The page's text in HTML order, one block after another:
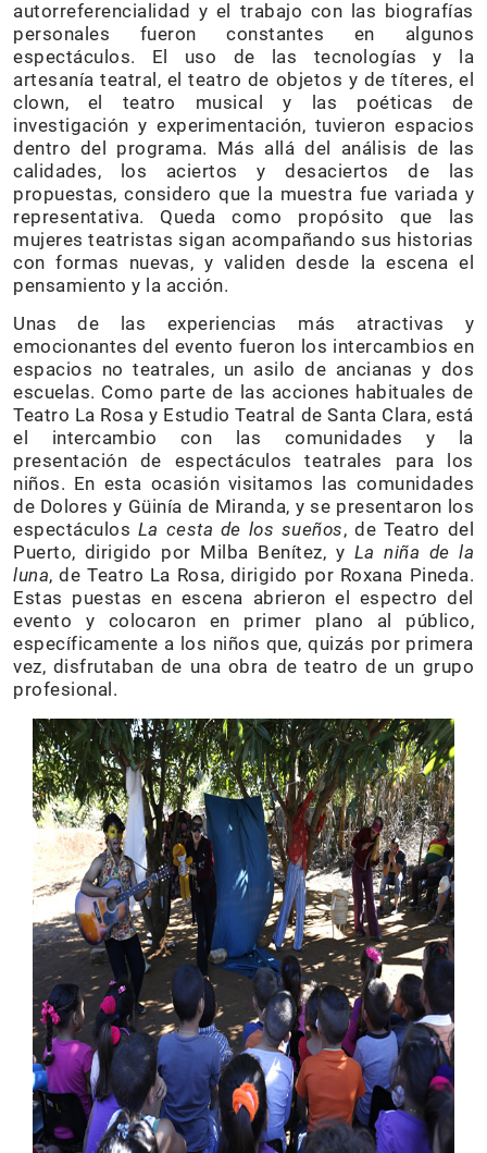
autorreferencialidad y el trabajo con las biografías
personales fueron constantes en algunos
espectáculos. El uso de las tecnologías y la
artesanía teatral, el teatro de objetos y de títeres, el
clown, el teatro musical y las poéticas de
investigación y experimentación, tuvieron espacios
dentro del programa. Más allá del análisis de las
calidades, los aciertos y desaciertos de las
propuestas, considero que la muestra fue variada y
representativa. Queda como propósito que las
mujeres teatristas sigan acompañando sus historias
con formas nuevas, y validen desde la escena el
pensamiento y la acción.
Unas de las experiencias más atractivas y
emocionantes del evento fueron los intercambios en
espacios no teatrales, un asilo de ancianas y dos
escuelas. Como parte de las acciones habituales de
Teatro La Rosa y Estudio Teatral de Santa Clara, está
el intercambio con las comunidades y la
presentación de espectáculos teatrales para los
niños. En esta ocasión visitamos las comunidades
de Dolores y Güinía de Miranda, y se presentaron los
espectáculos La cesta de los sueños, de Teatro del
Puerto, dirigido por Milba Benítez, y La niña de la
luna, de Teatro La Rosa, dirigido por Roxana Pineda.
Estas puestas en escena abrieron el espectro del
evento y colocaron en primer plano al público,
específicamente a los niños que, quizás por primera
vez, disfrutaban de una obra de teatro de un grupo
profesional.